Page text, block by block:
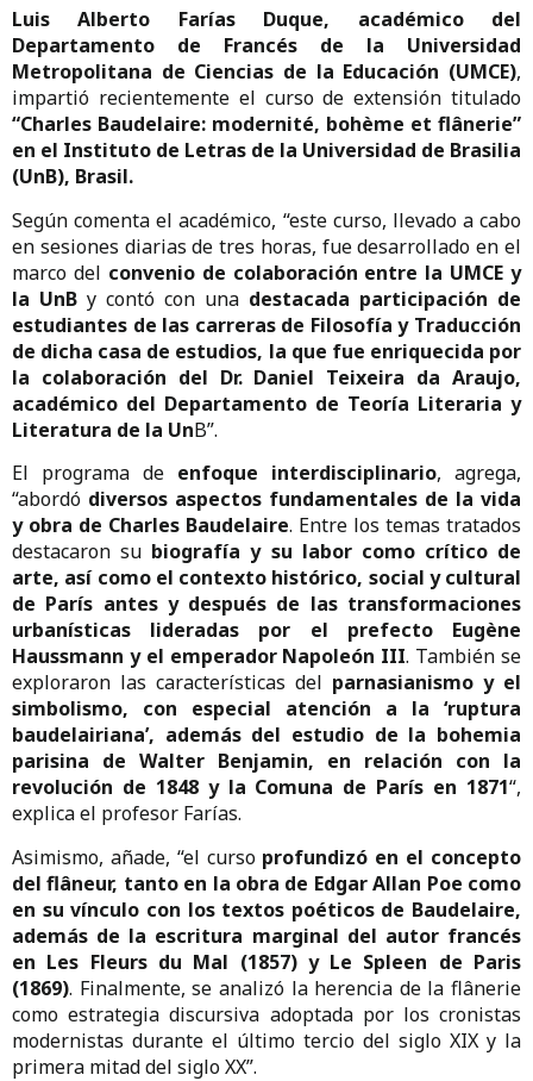
Luis Alberto Farías Duque, académico del
Departamento de Francés de la Universidad
Metropolitana de Ciencias de la Educación (UMCE),
impartió recientemente el curso de extensión titulado
“Charles Baudelaire: modernité, bohème et flânerie”
en el Instituto de Letras de la Universidad de Brasilia
(UnB), Brasil.
Según comenta el académico, “este curso, llevado a cabo
en sesiones diarias de tres horas, fue desarrollado en el
marco del convenio de colaboración entre la UMCE y
la UnB y contó con una destacada participación de
estudiantes de las carreras de Filosofía y Traducción
de dicha casa de estudios, la que fue enriquecida por
la colaboración del Dr. Daniel Teixeira da Araujo,
académico del Departamento de Teoría Literaria y
Literatura de la UnB”.
El programa de enfoque interdisciplinario, agrega,
“abordó diversos aspectos fundamentales de la vida
y obra de Charles Baudelaire. Entre los temas tratados
destacaron su biografía y su labor como crítico de
arte, así como el contexto histórico, social y cultural
de París antes y después de las transformaciones
urbanísticas lideradas por el prefecto Eugène
Haussmann y el emperador Napoleón III. También se
exploraron las características del parnasianismo y el
simbolismo, con especial atención a la ‘ruptura
baudelairiana’, además del estudio de la bohemia
parisina de Walter Benjamin, en relación con la
revolución de 1848 y la Comuna de París en 1871“,
explica el profesor Farías.
Asimismo, añade, “el curso profundizó en el concepto
del flâneur, tanto en la obra de Edgar Allan Poe como
en su vínculo con los textos poéticos de Baudelaire,
además de la escritura marginal del autor francés
en Les Fleurs du Mal (1857) y Le Spleen de Paris
(1869). Finalmente, se analizó la herencia de la flânerie
como estrategia discursiva adoptada por los cronistas
modernistas durante el último tercio del siglo XIX y la
primera mitad del siglo XX”.